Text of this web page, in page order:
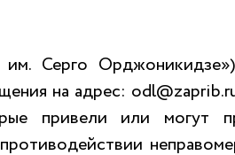
Серго
на адрес:
привели или могут